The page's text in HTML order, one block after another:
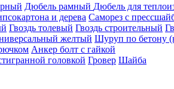
Дюбель рамный Дюбель для
и дерева Саморез с
Гвоздь толевый Гвоздь строительный
желтый Шуруп по бетону
Анкер болт с гайкой
головкой Гровер Шайба